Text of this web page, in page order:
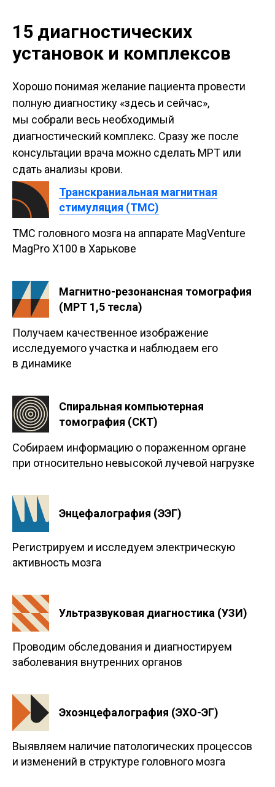
15 диагностических
установок и комплексов
Хорошо понимая желание пациента провести
полную диагностику «здесь и сейчас»,
мы собрали весь необходимый
диагностический комплекс. Сразу же после
консультации врача можно сделать МРТ или
сдать анализы крови.
Транскраниальная магнитная
стимуляция (ТМС)
ТМС головного мозга на аппарате MagVenture
MagPro X100 в Харькове
Магнитно-резонансная томография
(МРТ 1,5 тесла)
Получаем качественное изображение
исследуемого участка и наблюдаем его
в динамике
Спиральная компьютерная
томография (СКТ)
Собираем информацию о пораженном органе
при относительно невысокой лучевой нагрузке
Энцефалография (ЭЭГ)
Регистрируем и исследуем электрическую
активность мозга
Ультразвуковая диагностика (УЗИ)
Проводим обследования и диагностируем
заболевания внутренних органов
Эхоэнцефалография (ЭХО-ЭГ)
Выявляем наличие патологических процессов
и изменений в структуре головного мозга